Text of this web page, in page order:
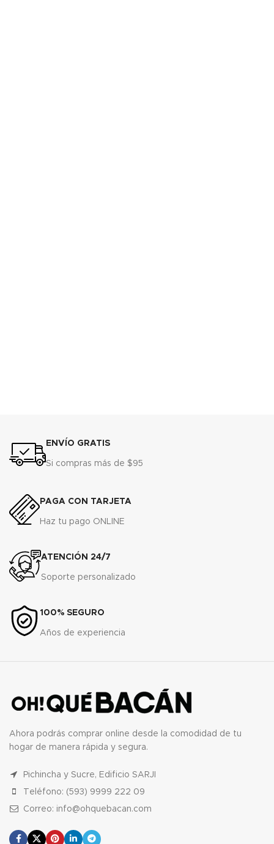
ENVÍO GRATIS
Si compras más de $95
PAGA CON TARJETA
Haz tu pago ONLINE
ATENCIÓN 24/7
Soporte personalizado
100% SEGURO
Años de experiencia
Ahora podrás comprar online desde la comodidad de tu
hogar de manera rápida y segura.
Pichincha y Sucre, Edificio SARJI
Teléfono: (593) 9999 222 09
Correo: info@ohquebacan.com